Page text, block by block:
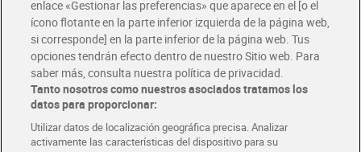
Folletos y Tiendas
Descubre las mejores ofertas y busca tu tienda más cercana
Tarjeta MaX Dia
Te devuelve hasta 8€/mes de tus compras.
¡Solicita tu tarjeta de crédito aquí!
COMER MEJOR CADA DIA
enlace «Gestionar las preferencias» que aparece en el [o el
ícono flotante en la parte inferior izquierda de la página web,
si corresponde] en la parte inferior de la página web. Tus
opciones tendrán efecto dentro de nuestro Sitio web. Para
saber más, consulta nuestra política de privacidad.
Tanto nosotros como nuestros asociados tratamos los
datos para proporcionar:
Utilizar datos de localización geográfica precisa. Analizar
activamente las características del dispositivo para su